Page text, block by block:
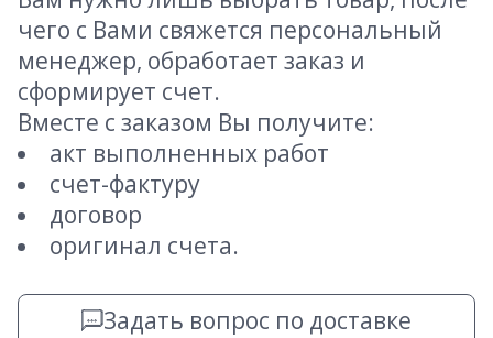
чего с Вами свяжется персональный
менеджер, обработает заказ и
сформирует счет.
Вместе с заказом Вы получите:
акт выполненных работ
счет-фактуру
договор
оригинал счета.
Задать вопрос по доставке